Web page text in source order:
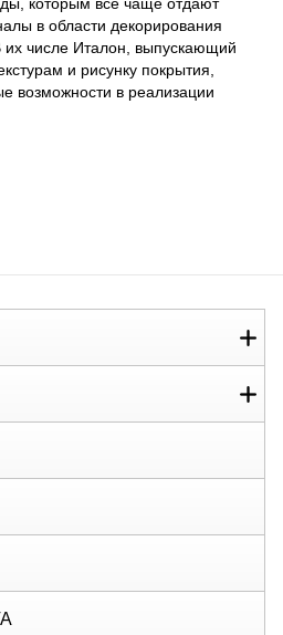
в области декорирования
их числе Италон, выпускающий
и рисунку покрытия,
возможности в реализации